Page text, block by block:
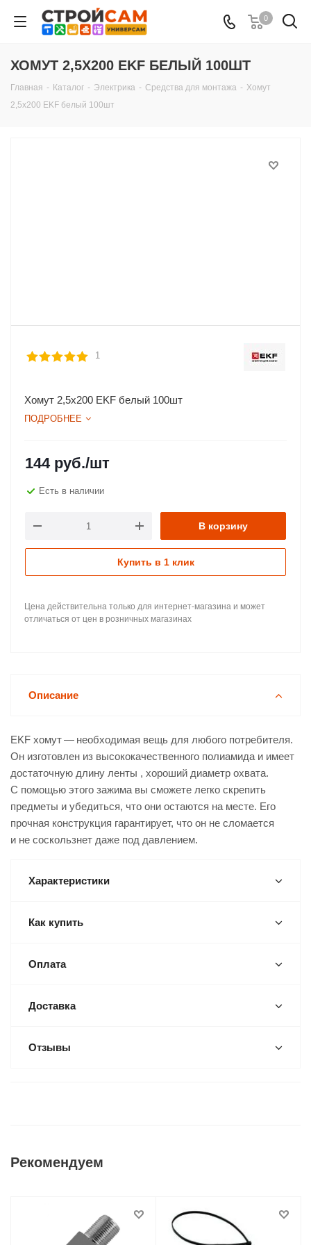
0
ХОМУТ 2,5Х200 EKF БЕЛЫЙ 100ШТ
Главная - Каталог - Электрика - Средства для монтажа - Хомут
2,5х200 EKF белый 100шт
1
Хомут 2,5х200 EKF белый 100шт
ПОДРОБНЕЕ
144руб./шт
Есть в наличии
В корзину
Купить в 1 клик
Цена действительна только для интернет-магазина и может
отличаться от цен в розничных магазинах
Описание
EKF хомут — необходимая вещь для любого потребителя.
Он изготовлен из высококачественного полиамида и имеет
достаточную длину ленты , хороший диаметр охвата.
С помощью этого зажима вы сможете легко скрепить
предметы и убедиться, что они остаются на месте. Его
прочная конструкция гарантирует, что он не сломается
и не соскользнет даже под давлением.
Характеристики
Как купить
Оплата
Доставка
Отзывы
Рекомендуем